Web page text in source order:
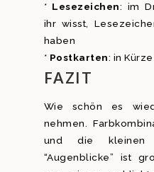
* Lesezeichen: im
ihr wisst,
haben
* Postkarten: in
FAZIT
Wie schön es
nehmen.
und die kleinen
“Augenblicke” ist